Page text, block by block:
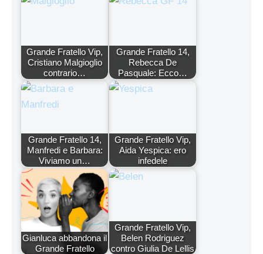
Grande Fratello Vip,
Cristiano Malgioglio
contrario…
Grande Fratello 14,
Rebecca De
Pasquale: Ecco…
Grande Fratello 14,
Manfredi e Barbara:
Viviamo un…
Grande Fratello Vip,
Aida Yespica: ero
infedele
Gianluca abbandona il
Grande Fratello
Grande Fratello Vip,
Belen Rodriguez
contro Giulia De Lellis